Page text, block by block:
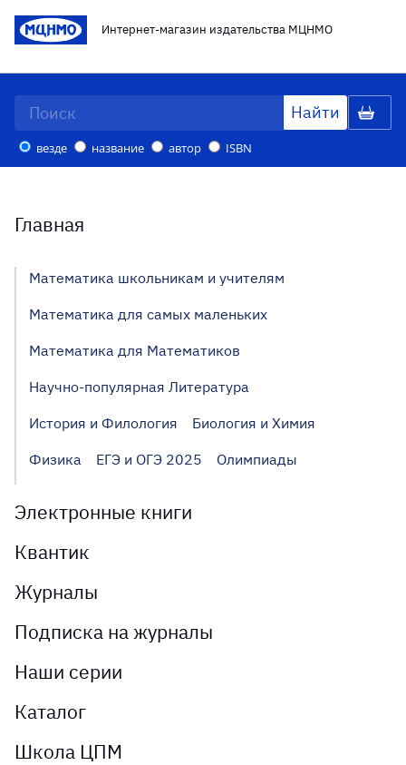
Интернет-магазин издательства МЦНМО
везде название автор ISBN
Главная
Математика школьникам и учителям
Математика для самых маленьких
Математика для Математиков
Научно-популярная Литература
История и Филология
Биология и Химия
Физика
ЕГЭ и ОГЭ 2025 Олимпиады
Электронные книги
Квантик
Журналы
Подписка на журналы
Наши серии
Каталог
Школа ЦПМ